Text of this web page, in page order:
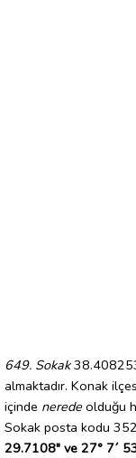
649. Sokak
almaktadır. Konak
içinde nerede olduğu
Sokak posta kodu
29.7108" ve 27° 7´